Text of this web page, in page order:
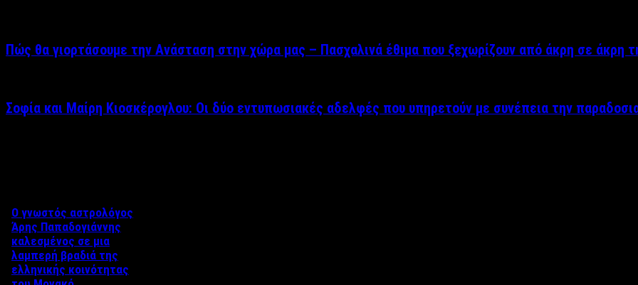
Πώς θα γιορτάσουμε την Ανάσταση στην χώρα μας – Πασχαλινά έθιμα που ξεχωρίζουν από άκρη σε άκρη
Σοφία και Μαίρη Κιοσκέρογλου: Οι δύο εντυπωσιακές αδελφές που υπηρετούν με συνέπεια την
Ο γνωστός αστρολόγος
Άρης Παπαδογιάννης
καλεσμένος σε μια
λαμπερή βραδιά της
ελληνικής κοινότητας